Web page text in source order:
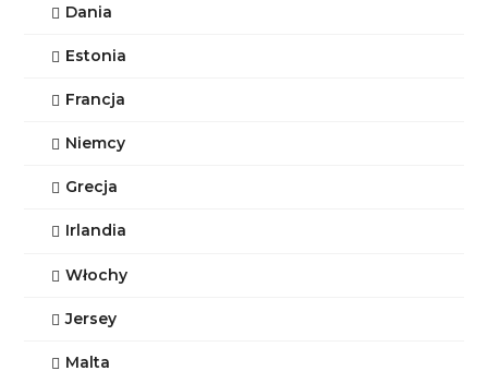
Dania
Estonia
Francja
Niemcy
Grecja
Irlandia
Włochy
Jersey
Malta